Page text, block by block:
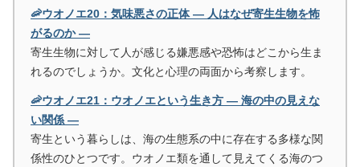
🦐ウオノエ20：気味悪さの正体 ― 人はなぜ寄生生物を怖
がるのか ―
寄生生物に対して人が感じる嫌悪感や恐怖はどこから生ま
れるのでしょうか。文化と心理の両面から考察します。
🦐ウオノエ21：ウオノエという生き方 ― 海の中の見えな
い関係 ―
寄生という暮らしは、海の生態系の中に存在する多様な関
係性のひとつです。ウオノエ類を通して見えてくる海のつ